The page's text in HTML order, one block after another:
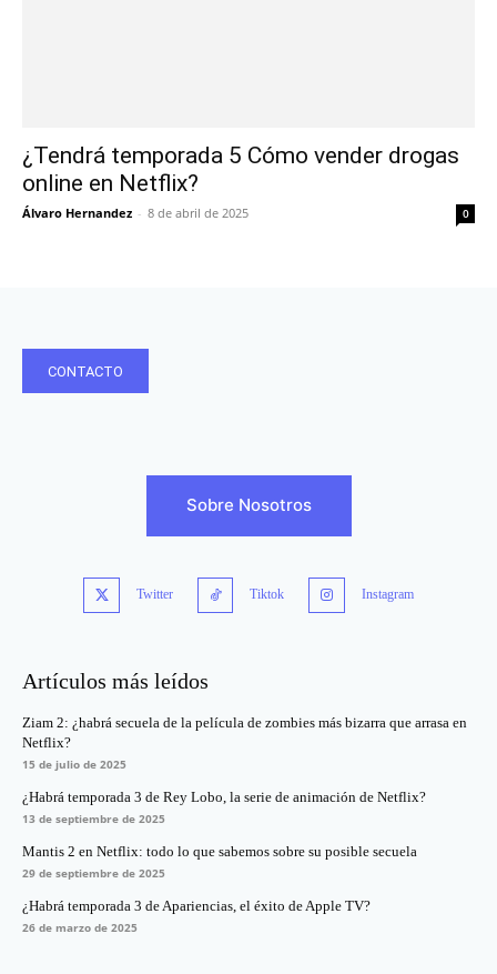
¿Tendrá temporada 5 Cómo vender drogas
online en Netflix?
Álvaro Hernandez - 8 de abril de 2025 0
CONTACTO
Sobre Nosotros
Twitter Tiktok Instagram
Artículos más leídos
Ziam 2: ¿habrá secuela de la película de zombies más bizarra que arrasa en
Netflix?
15 de julio de 2025
¿Habrá temporada 3 de Rey Lobo, la serie de animación de Netflix?
13 de septiembre de 2025
Mantis 2 en Netflix: todo lo que sabemos sobre su posible secuela
29 de septiembre de 2025
¿Habrá temporada 3 de Apariencias, el éxito de Apple TV?
26 de marzo de 2025